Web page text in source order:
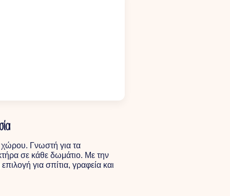
χώρου. Γνωστή για τα
σε κάθε δωμάτιο. Με την
για σπίτια, γραφεία και